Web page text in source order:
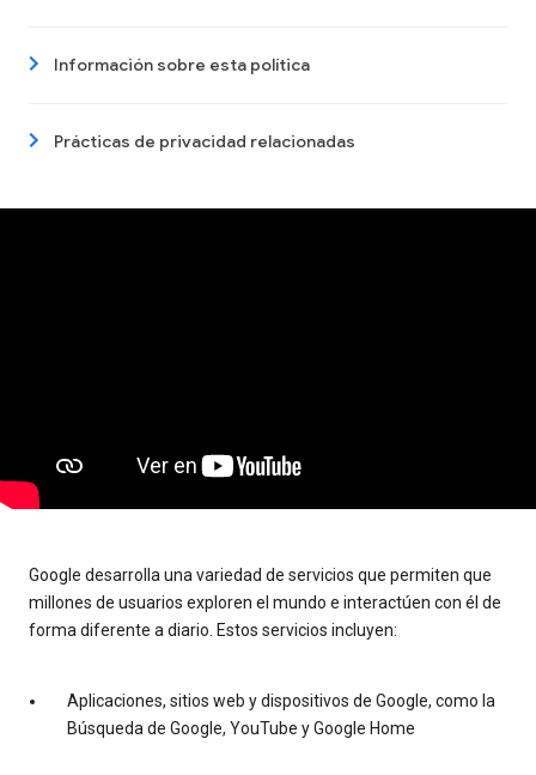
Información sobre esta política
Prácticas de privacidad relacionadas
Google desarrolla una variedad de servicios que permiten que
millones de usuarios exploren el mundo e interactúen con él de
forma diferente a diario. Estos servicios incluyen:
Aplicaciones, sitios web y dispositivos de Google, como la
Búsqueda de Google, YouTube y Google Home